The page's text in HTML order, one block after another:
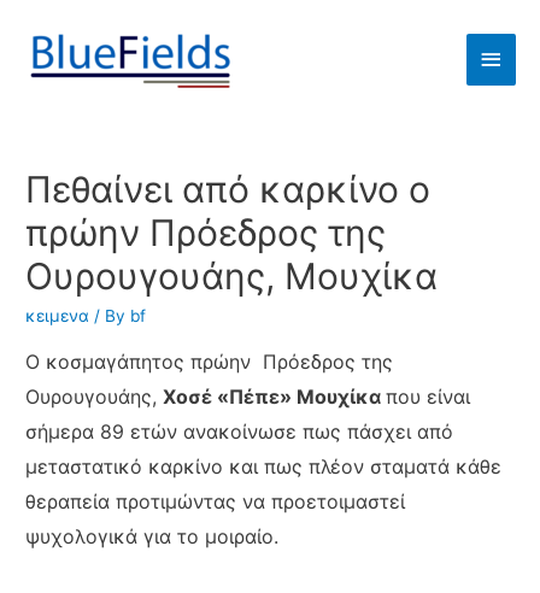
Πεθαίνει από καρκίνο ο
πρώην Πρόεδρος της
Ουρουγουάης, Μουχίκα
κειμενα / By bf
Ο κοσμαγάπητος πρώην Πρόεδρος της
Ουρουγουάης,Χοσέ «Πέπε» Μουχίκαπου είναι
σήμερα 89 ετών ανακοίνωσε πως πάσχει από
μεταστατικό καρκίνο και πως πλέον σταματά κάθε
θεραπεία προτιμώντας να προετοιμαστεί
ψυχολογικά για το μοιραίο.